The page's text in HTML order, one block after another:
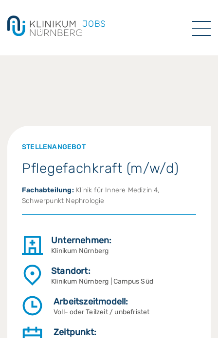
JOBS
STELLENANGEBOT
Pflegefachkraft (m/w/d)
Fachabteilung:Klinik für Innere Medizin 4,
Schwerpunkt Nephrologie
Unternehmen:
Klinikum Nürnberg
Standort:
Klinikum Nürnberg | Campus Süd
Arbeitszeitmodell:
Voll- oder Teilzeit / unbefristet
Zeitpunkt: